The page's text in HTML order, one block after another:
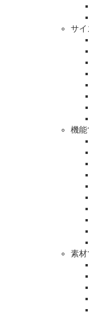
サイ
機能
素材